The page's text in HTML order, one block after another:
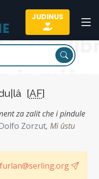
JUDINUS
[AF]
za zalit che i pindule
Zorzut, Mi ûstu